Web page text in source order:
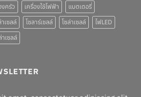
งครัว เครื่องใช้ไฟฟ้า
แบตเตอรี่
เซลล์ โซลาร์เซลล์ โซล่าเซลล์
ไฟLED
าเซลล์